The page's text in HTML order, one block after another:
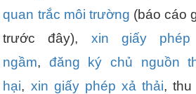
quan trắc môi trường (báo cáo
trước đây), xin giấy
ngầm, đăng ký chủ nguồn
hại, xin giấy phép xả thải, thu